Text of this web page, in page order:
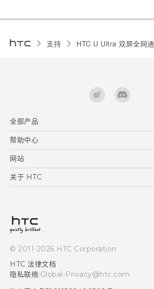
支持 HTC U Ultra 双屏全网通‎
全部产品
区块链智能手机
VIVE
帮助中心
在线客服
支援与服务
产品保固说明
网站
HTC Dev
关于 HTC
投资人
产品安全
加入HTC
© 2011-2026 HTC Corporation
HTC 法律文档
隐私联络:Global-Privacy@htc.com